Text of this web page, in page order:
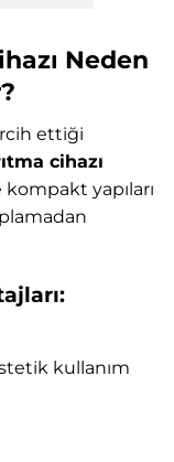
Neden
ettiği
cihazı
yapıları
kullanım